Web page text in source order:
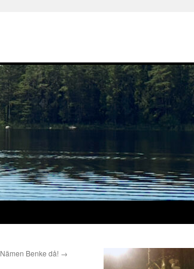
Nämen Benke då! →